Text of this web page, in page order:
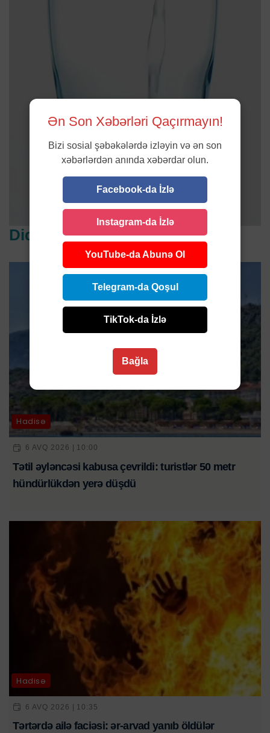
Diqqət çəkənlər
Hadisə
6 AVQ 2026 | 10:00
Tətil əyləncəsi kabusa çevrildi: turistlər 50 metr
hündürlükdən yerə düşdü
Hadisə
6 AVQ 2026 | 10:35
Tərtərdə ailə faciəsi: ər-arvad yanıb öldülər
Ən Son Xəbərləri Qaçırmayın!
Bizi sosial şəbəkələrdə izləyin və ən son
xəbərlərdən anında xəbərdar olun.
Facebook-da İzlə
Instagram-da İzlə
YouTube-da Abunə Ol
Telegram-da Qoşul
TikTok-da İzlə
Bağla